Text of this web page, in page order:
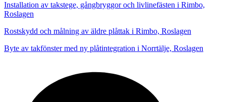
Installation av takstege, gångbryggor och livlinefästen i Rimbo,
Roslagen
Rostskydd och målning av äldre plåttak i Rimbo, Roslagen
Byte av takfönster med ny plåtintegration i Norrtälje, Roslagen